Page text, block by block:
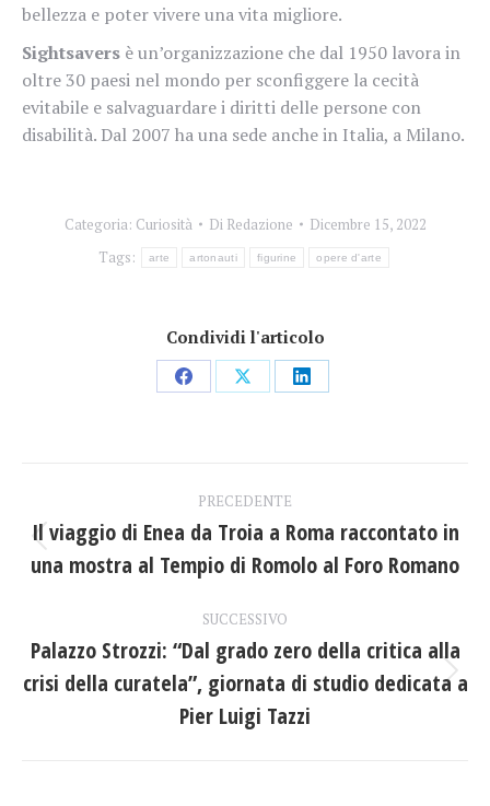
bellezza e poter vivere una vita migliore.
Sightsavers è un’organizzazione che dal 1950 lavora in
oltre 30 paesi nel mondo per sconfiggere la cecità
evitabile e salvaguardare i diritti delle persone con
disabilità. Dal 2007 ha una sede anche in Italia, a Milano.
Categoria: Curiosità Di Redazione
Dicembre 15, 2022
Tags:
arte artonauti figurine opere d'arte
Condividi l'articolo
CondividiCondividiCondividi
tra
post
PRECEDENTE
Post
precedente:
Il viaggio di Enea da Troia a Roma raccontato in
una mostra al Tempio di Romolo al Foro Romano
SUCCESSIVO
Prossimo
post:
Palazzo Strozzi: “Dal grado zero della critica alla
crisi della curatela”, giornata di studio dedicata a
Pier Luigi Tazzi